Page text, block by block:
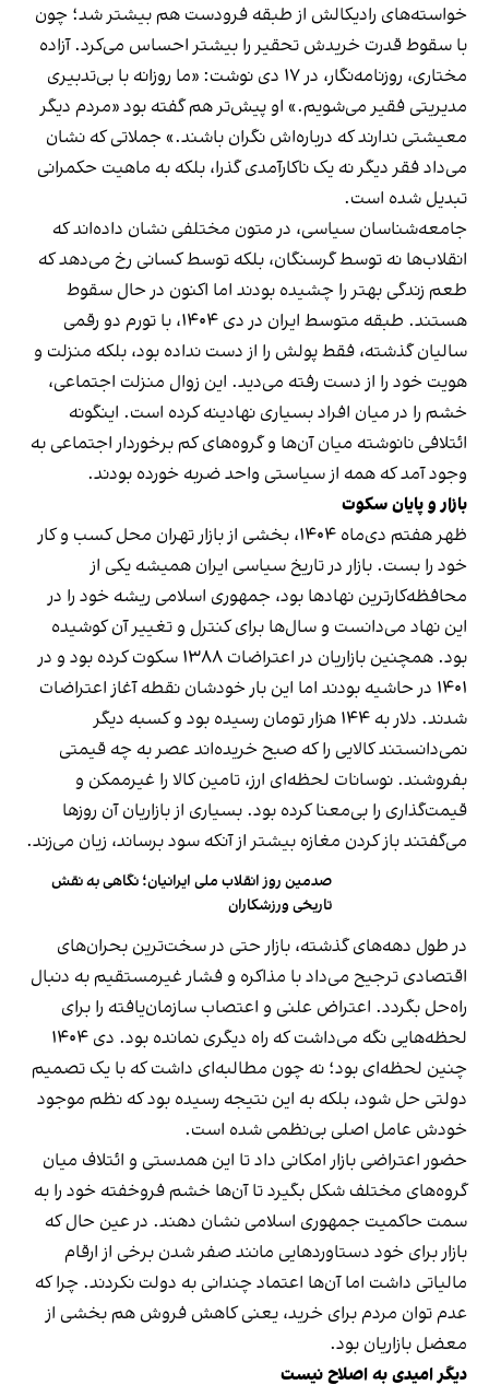
خواسته‌های رادیکالش از طبقه فرودست هم بیشتر شد؛ چون
با سقوط قدرت خریدش تحقیر را بیشتر احساس می‌کرد. آزاده
مختاری، روزنامه‌نگار، در ۱۷ دی نوشت: «ما روزانه با بی‌تدبیری
مدیریتی فقیر می‌شویم.» او پیش‌تر هم گفته بود «مردم دیگر
معیشتی ندارند که درباره‌اش نگران باشند.» جملاتی که نشان
می‌داد فقر دیگر نه یک ناکارآمدی گذرا، بلکه به ماهیت حکمرانی
تبدیل شده است.
جامعه‌شناسان سیاسی، در متون مختلفی نشان داده‌اند که
انقلاب‌ها نه توسط گرسنگان، بلکه توسط کسانی رخ می‌دهد که
طعم زندگی بهتر را چشیده‌ بودند اما اکنون در حال سقوط
هستند. طبقه متوسط ایران در دی ۱۴۰۴، با تورم دو رقمی
سالیان گذشته، فقط پولش را از دست نداده بود، بلکه منزلت و
هویت خود را از دست رفته می‌دید. این زوال منزلت اجتماعی،
خشم را در میان افراد بسیاری نهادینه کرده است. اینگونه
ائتلافی نانوشته میان آن‌ها و گروه‌های کم برخوردار اجتماعی به
وجود آمد که همه از سیاستی واحد ضربه خورده بودند.
بازار و پایان سکوت
ظهر هفتم دی‌ماه ۱۴۰۴، بخشی از بازار تهران محل کسب و کار
خود را بست. بازار در تاریخ سیاسی ایران همیشه یکی از
محافظه‌کارترین نهادها بود، جمهوری اسلامی ریشه خود را در
این نهاد می‌دانست و سال‌ها برای کنترل و تغییر آن کوشیده
بود. همچنین بازاریان در اعتراضات ۱۳۸۸ سکوت کرده بود و در
۱۴۰۱ در حاشیه بودند اما این بار خودشان نقطه آغاز اعتراضات
شدند. دلار به ۱۴۴ هزار تومان رسیده بود و کسبه دیگر
نمی‌دانستند کالایی را که صبح خریده‌اند عصر به چه قیمتی
بفروشند. نوسانات لحظه‌ای ارز، تامین کالا را غیرممکن و
قیمت‌گذاری را بی‌معنا کرده بود. بسیاری از بازاریان آن روزها
می‌گفتند باز کردن مغازه بیشتر از آنکه سود برساند، زیان می‌زند.
صدمین روز انقلاب ملی ایرانیان؛ نگاهی به نقش
تاریخی ورزشکاران
در طول دهه‌های گذشته، بازار حتی در سخت‌ترین بحران‌های
اقتصادی ترجیح می‌داد با مذاکره و فشار غیرمستقیم به دنبال
راه‌حل بگردد. اعتراض علنی و اعتصاب سازمان‌یافته را برای
لحظه‌هایی نگه می‌داشت که راه دیگری نمانده بود. دی ۱۴۰۴
چنین لحظه‌ای بود؛ نه چون مطالبه‌ای داشت که با یک تصمیم
دولتی حل شود، بلکه به این نتیجه رسیده بود که نظم موجود
خودش عامل اصلی بی‌نظمی شده است.
حضور اعتراضی بازار امکانی داد تا این همدستی و ائتلاف میان
گروه‌های مختلف شکل بگیرد تا آن‌ها خشم فروخفته خود را به
سمت حاکمیت جمهوری اسلامی نشان دهند. در عین حال که
بازار برای خود دستاوردهایی مانند صفر شدن برخی از ارقام
مالیاتی داشت اما آن‌ها اعتماد چندانی به دولت نکردند. چرا که
عدم توان مردم برای خرید، یعنی کاهش فروش هم بخشی از
معضل بازاریان بود.
دیگر امیدی به اصلاح نیست